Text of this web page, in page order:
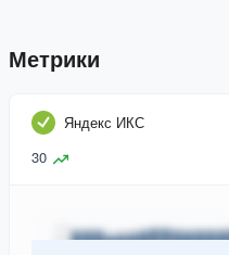
Метрики
Яндекс ИКС
30